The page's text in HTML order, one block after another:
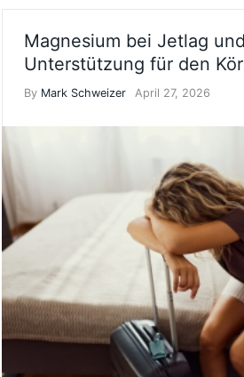
Magnesium bei Jetlag
Unterstützung für den
By Mark Schweizer April 27, 2026